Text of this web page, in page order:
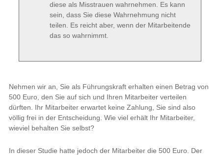
diese als Misstrauen wahrnehmen. Es kann
sein, dass Sie diese Wahrnehmung nicht
teilen. Es reicht aber, wenn der Mitarbeitende
das so wahrnimmt.
Nehmen wir an, Sie als Führungskraft erhalten einen Betrag von
500 Euro, den Sie auf sich und Ihren Mitarbeiter verteilen
dürften. Ihr Mitarbeiter erwartet keine Zahlung, Sie sind also
völlig frei in der Entscheidung. Wie viel erhält Ihr Mitarbeiter,
wieviel behalten Sie selbst?
In dieser Studie hatte jedoch der Mitarbeiter die 500 Euro. Der